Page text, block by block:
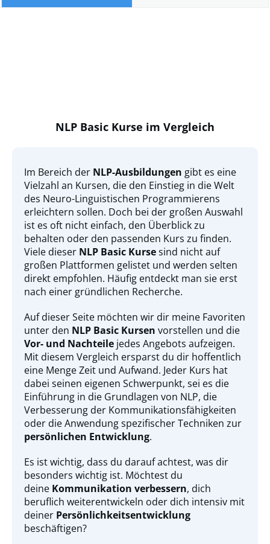
NLP Basic Kurse im Vergleich
Im Bereich der NLP-Ausbildungen gibt es eine
Vielzahl an Kursen, die den Einstieg in die Welt
des Neuro-Linguistischen Programmierens
erleichtern sollen. Doch bei der großen Auswahl
ist es oft nicht einfach, den Überblick zu
behalten oder den passenden Kurs zu finden.
Viele dieser NLP Basic Kursesind nicht auf
großen Plattformen gelistet und werden selten
direkt empfohlen. Häufig entdeckt man sie erst
nach einer gründlichen Recherche.
Auf dieser Seite möchten wir dir meine Favoriten
unter den NLP Basic Kursen vorstellen und die
Vor- und Nachteile jedes Angebots aufzeigen.
Mit diesem Vergleich ersparst du dir hoffentlich
eine Menge Zeit und Aufwand. Jeder Kurs hat
dabei seinen eigenen Schwerpunkt, sei es die
Einführung in die Grundlagen von NLP, die
Verbesserung der Kommunikationsfähigkeiten
oder die Anwendung spezifischer Techniken zur
persönlichen Entwicklung.
Es ist wichtig, dass du darauf achtest, was dir
besonders wichtig ist. Möchtest du
deine Kommunikation verbessern, dich
beruflich weiterentwickeln oder dich intensiv mit
deiner Persönlichkeitsentwicklung
beschäftigen?